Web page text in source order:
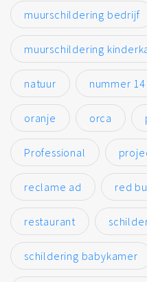
muurschildering bedrijf
muurschildering
natuur nummer 14
oranje orca
Professional
reclame ad red
restaurant
schildering babykamer